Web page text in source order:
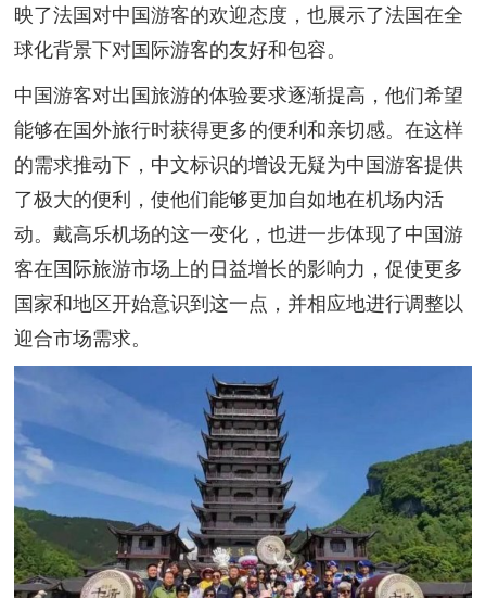
映了法国对中国游客的欢迎态度，也展示了法国在全
球化背景下对国际游客的友好和包容。
中国游客对出国旅游的体验要求逐渐提高，他们希望
能够在国外旅行时获得更多的便利和亲切感。在这样
的需求推动下，中文标识的增设无疑为中国游客提供
了极大的便利，使他们能够更加自如地在机场内活
动。戴高乐机场的这一变化，也进一步体现了中国游
客在国际旅游市场上的日益增长的影响力，促使更多
国家和地区开始意识到这一点，并相应地进行调整以
迎合市场需求。